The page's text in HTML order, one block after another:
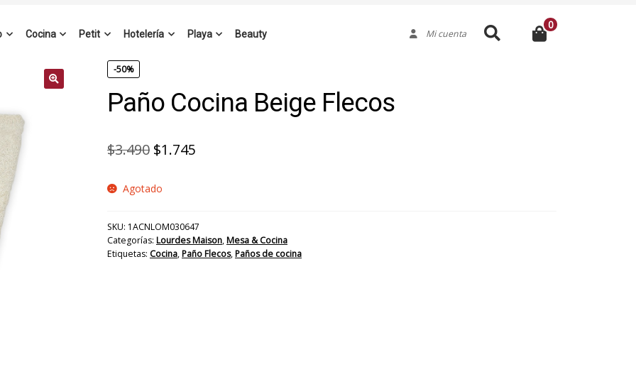
Cocina Petit Hotelería Playa Beauty Mi cuenta Buscar 0
-50%
Paño Cocina Beige Flecos
$3.490 El
original
$3.490.
$1.745El
$1.745.
Agotado
SKU: 1ACNLOM030647
Categorías: Lourdes Maison,Mesa & Cocina
Etiquetas: Cocina,Paño Flecos,Paños de cocina